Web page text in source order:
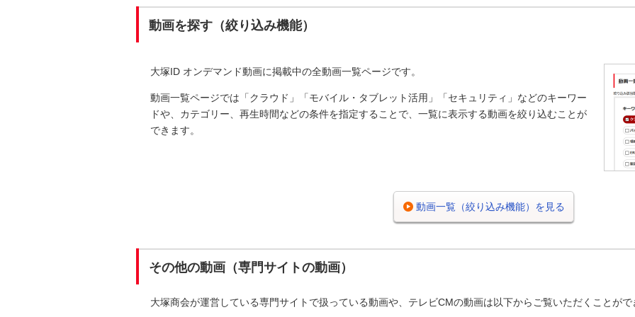
動画を探す（絞り込み機能）
大塚ID オンデマンド動画に掲載中の全動画一覧ページです。
動画一覧ページでは「クラウド」「モバイル・タブレット活用」「セキュリティ」などのキーワー
ドや、カテゴリー、再生時間などの条件を指定することで、一覧に表示する動画を絞り込むことが
できます。
動画一覧（絞り込み機能）を見る
その他の動画（専門サイトの動画）
大塚商会が運営している専門サイトで扱っている動画や、テレビCMの動画は以下からご覧いただくことがで